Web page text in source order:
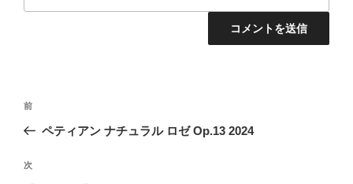
投
ビ
前
の
稿
前
ペティアン ナチュラル ロゼ Op.13 2024
次
次